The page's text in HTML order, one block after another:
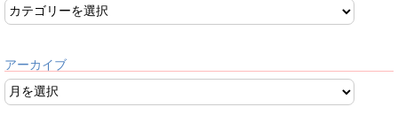
アーカイブ